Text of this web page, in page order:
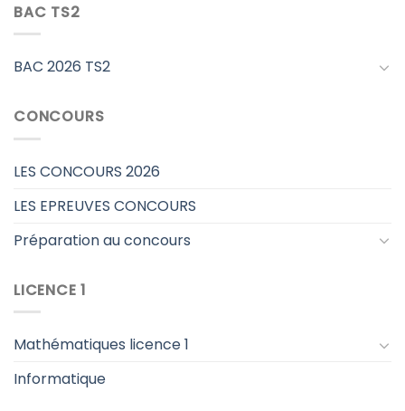
BAC TS2
BAC 2026 TS2
CONCOURS
LES CONCOURS 2026
LES EPREUVES CONCOURS
Préparation au concours
LICENCE 1
Mathématiques licence 1
Informatique